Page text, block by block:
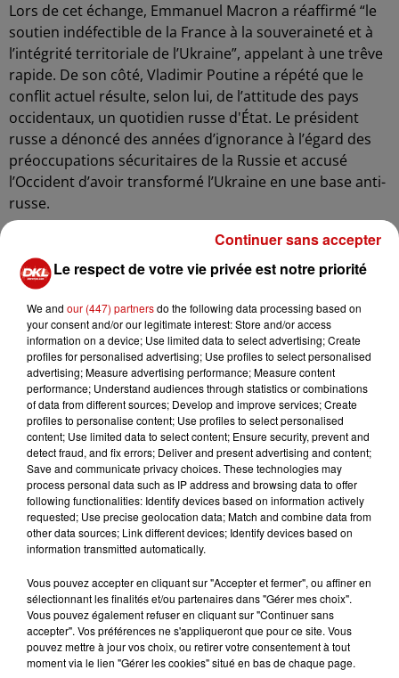
Lors de cet échange, Emmanuel Macron a réaffirmé “le
soutien indéfectible de la France à la souveraineté et à
l’intégrité territoriale de l’Ukraine”, appelant à une trêve
rapide. De son côté, Vladimir Poutine a répété que le
conflit actuel résulte, selon lui, de l’attitude des pays
occidentaux, un quotidien russe d'État. Le président
russe a dénoncé des années d’ignorance à l’égard des
préoccupations sécuritaires de la Russie et accusé
l’Occident d’avoir transformé l’Ukraine en une base anti-
russe.
ette interprétation reste inacceptable pour Paris, et
que le chef de l’État français a préféré recentrer la
discussion sur la situation actuelle, sans revenir sur les
Cet appel intervient peu après des propos virulents du
ministre russe des Affaires étrangères, Sergueï Lavrov,
qui accusait récemment Emmanuel Macron et Olaf
Scholz d’avoir “perdu la raison”, les accusant de vouloir
revenir à une domination européenne sur la Russie.
Moscou continue de repousser les offres de cessez-le-
feu soutenues par les États-Unis, maintenant une
posture inflexible dans les négociations. Malgré les
appels à la désescalade, la Russie demeure
intransigeante, soulignent les médias ukrainiens.
Sur le dossier iranien, en revanche, un terrain d’entente
semble avoir été trouvé. Les deux dirigeants se sont
accordés sur la nécessité de privilégier la voie
diplomatique pour résoudre la crise autour du
programme nucléaire iranien. Ce serait le
bombardement de sites nucléaires iraniens par les
Le respect de votre vie privée est notre priorité
We and our (447) partnersdo the following data processing based on
your consent and/or our legitimate interest: Store and/or access
information on a device; Use limited data to select advertising; Create
profiles for personalised advertising; Use profiles to select personalised
advertising; Measure advertising performance; Measure content
performance; Understand audiences through statistics or combinations
of data from different sources; Develop and improve services; Create
profiles to personalise content; Use profiles to select personalised
content; Use limited data to select content; Ensure security, prevent and
detect fraud, and fix errors; Deliver and present advertising and content;
Save and communicate privacy choices. These technologies may
process personal data such as IP address and browsing data to offer
following functionalities: Identify devices based on information actively
requested; Use precise geolocation data; Match and combine data from
other data sources; Link different devices; Identify devices based on
information transmitted automatically.
Vous pouvez accepter en cliquant sur "Accepter et fermer", ou affiner en
sélectionnant les finalités et/ou partenaires dans "Gérer mes choix".
Vous pouvez également refuser en cliquant sur "Continuer sans
accepter". Vos préférences ne s'appliqueront que pour ce site. Vous
pouvez mettre à jour vos choix, ou retirer votre consentement à tout
moment via le lien "Gérer les cookies" situé en bas de chaque page.
Continuer sans accepter